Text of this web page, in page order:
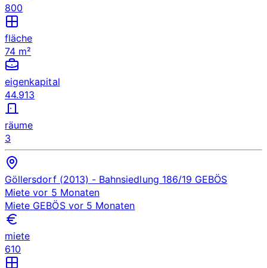
800
fläche
74 m²
eigenkapital
44.913
räume
3
Göllersdorf (2013) - Bahnsiedlung 186/19 GEBÖS
Miete vor 5 Monaten
Miete GEBÖS vor 5 Monaten
miete
610